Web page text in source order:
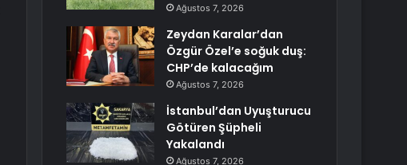
Ağustos 7, 2026
Zeydan Karalar’dan
Özgür Özel’e soğuk duş:
CHP’de kalacağım
Ağustos 7, 2026
İstanbul’dan Uyuşturucu
Götüren Şüpheli
Yakalandı
Ağustos 7, 2026